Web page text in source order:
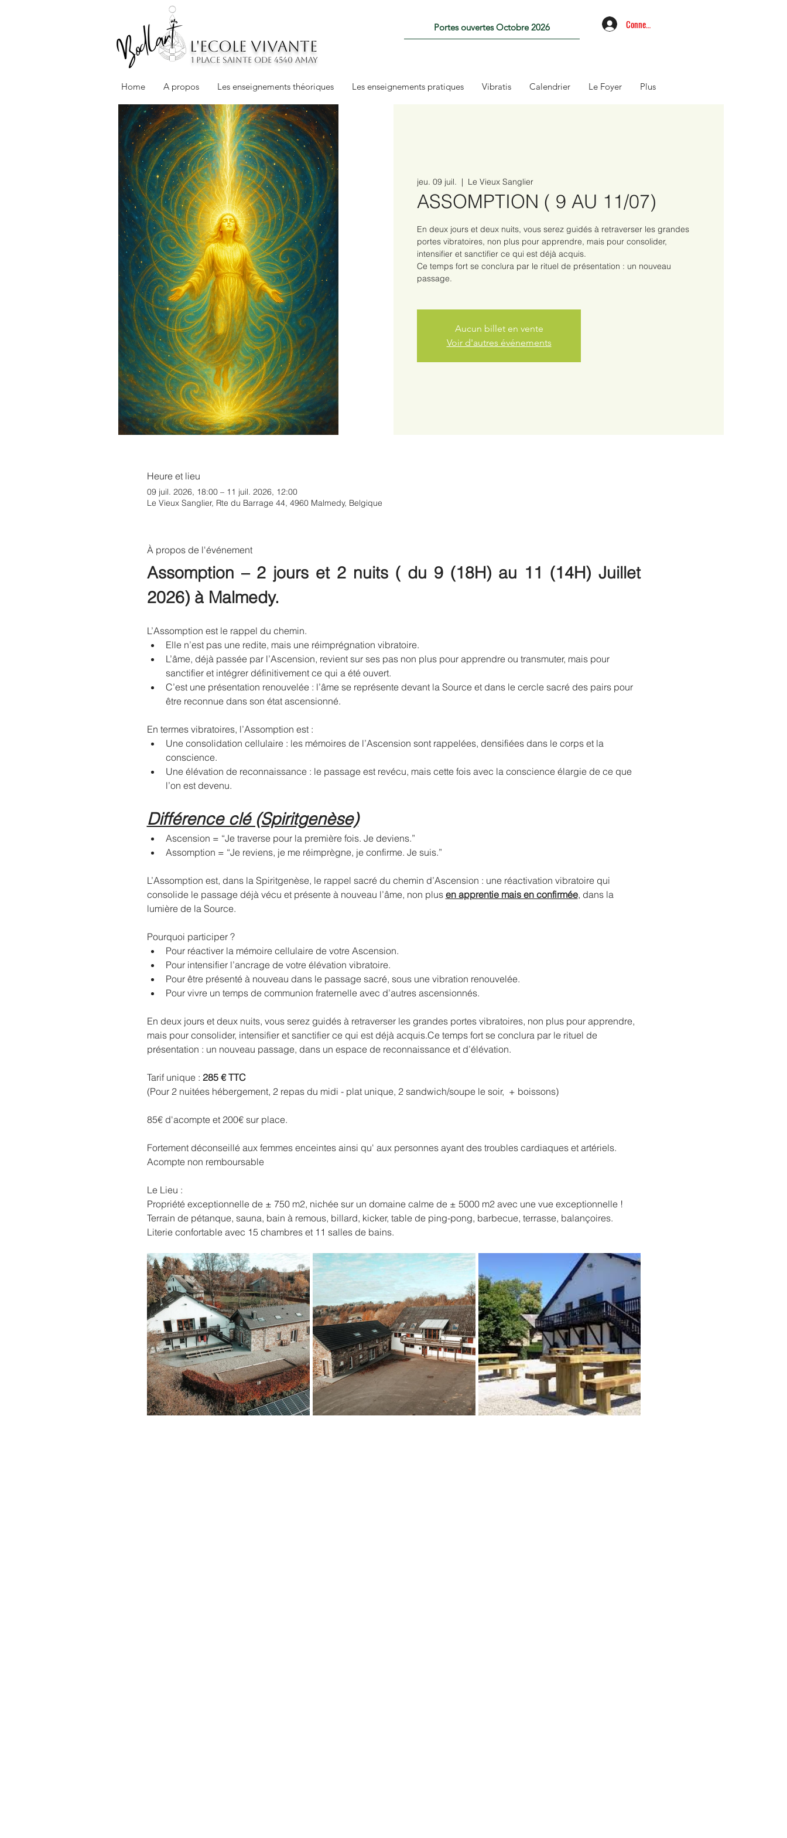
L'ECOLE VIVANTE
1 place sainte ode 4540 amay
Portes ouvertes Octobre 2026 Connexion
Home A propos Les enseignements théoriques Les enseignements pratiques Vibratis Calendrier Le Foyer Plus
jeu. 09 juil.
  |
Le Vieux Sanglier
ASSOMPTION ( 9 AU 11/07)
En deux jours et deux nuits, vous serez guidés à retraverser les grandes
portes vibratoires, non plus pour apprendre, mais pour consolider,
intensifier et sanctifier ce qui est déjà acquis.
Ce temps fort se conclura par le rituel de présentation : un nouveau
passage.
Aucun billet en vente
Voir d'autres événements
Heure et lieu
09 juil. 2026, 18:00 – 11 juil. 2026, 12:00
Le Vieux Sanglier, Rte du Barrage 44, 4960 Malmedy, Belgique
À propos de l'événement
Assomption – 2 jours et 2 nuits ( du 9 (18H) au 11 (14H) Juillet
2026) à Malmedy.
L’Assomption est le rappel du chemin.
Elle n’est pas une redite, mais une réimprégnation vibratoire.
L’âme, déjà passée par l’Ascension, revient sur ses pas non plus pour apprendre ou transmuter, mais pour
sanctifier et intégrer définitivement ce qui a été ouvert.
C’est une présentation renouvelée : l’âme se représente devant la Source et dans le cercle sacré des pairs pour
être reconnue dans son état ascensionné.​
En termes vibratoires, l’Assomption est :
Une consolidation cellulaire : les mémoires de l’Ascension sont rappelées, densifiées dans le corps et la
conscience.
Une élévation de reconnaissance : le passage est revécu, mais cette fois avec la conscience élargie de ce que
l’on est devenu.
Différence clé (Spiritgenèse)
Ascension = “Je traverse pour la première fois. Je deviens.”
Assomption = “Je reviens, je me réimprègne, je confirme. Je suis.”
L’Assomption est, dans la Spiritgenèse, le rappel sacré du chemin d’Ascension : une réactivation vibratoire qui
consolide le passage déjà vécu et présente à nouveau l’âme, non plus en apprentie mais en confirmée, dans la
lumière de la Source.
Pourquoi participer ?
Pour réactiver la mémoire cellulaire de votre Ascension.
Pour intensifier l’ancrage de votre élévation vibratoire.
Pour être présenté à nouveau dans le passage sacré, sous une vibration renouvelée.
Pour vivre un temps de communion fraternelle avec d’autres ascensionnés.
En deux jours et deux nuits, vous serez guidés à retraverser les grandes portes vibratoires, non plus pour apprendre,
mais pour consolider, intensifier et sanctifier ce qui est déjà acquis.Ce temps fort se conclura par le rituel de
présentation : un nouveau passage, dans un espace de reconnaissance et d’élévation.
Tarif unique : 285 € TTC
(Pour 2 nuitées hébergement, 2 repas du midi - plat unique, 2 sandwich/soupe le soir,  + boissons)
85€ d'acompte et 200€ sur place.
Fortement déconseillé aux femmes enceintes ainsi qu' aux personnes ayant des troubles cardiaques et artériels.
Acompte non remboursable
Le Lieu :
Propriété exceptionnelle de ± 750 m2, nichée sur un domaine calme de ± 5000 m2 avec une vue exceptionnelle !
Terrain de pétanque, sauna, bain à remous, billard, kicker, table de ping-pong, barbecue, terrasse, balançoires.
Literie confortable avec 15 chambres et 11 salles de bains.